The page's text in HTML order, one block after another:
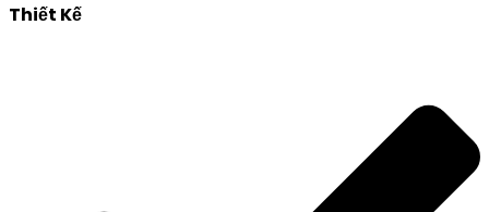
Thiết Kế